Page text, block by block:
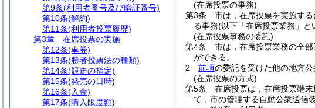
(在席投票の事務)
第3条
市は，在席投票を実施す
る事務(以下「在席投票業務」と
(在席投票事務の委託)
第4条
市は，在席投票業務の全
ができる。
2
前項の委託を受けた他の地方
(在席投票の方式)
第5条
在席投票は，在席投票端
て，市の管理する自動公衆送信
第9条(利用者番号及び暗証番号)
第10条(解約)
第11条(利用者投票履歴)
第3章
在席投票の実施
第12条(車券)
第13条(勝者投票法の種類)
第14条(競走の指定)
第15条(発売の日時)
第16条(入金)
第17条(購入限度額)